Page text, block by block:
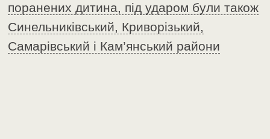
поранених дитина, під ударом були також
Синельниківський, Криворізький,
Самарівський і Кам’янський райони